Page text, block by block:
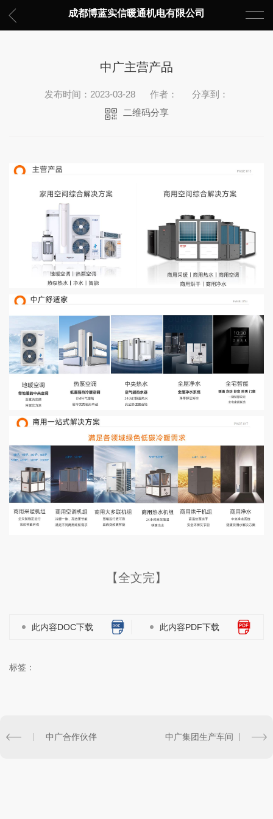
成都博蓝实信暖通机电有限公司
中广主营产品
发布时间：2023-03-28 作者：
分享到：
二维码分享
【全文完】
此内容DOC下载 此内容PDF下载
标签：
中广合作伙伴 中广集团生产车间